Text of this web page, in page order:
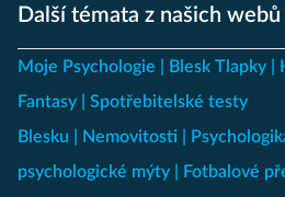
Další témata z našich webů
Moje Psychologie Blesk Tlapky
Fantasy
Spotřebitelské testy
Blesku
Nemovitosti
psychologické mýty
Fotbalové